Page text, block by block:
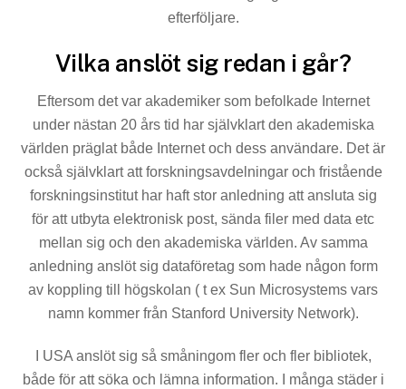
efterföljare.
Vilka anslöt sig redan i går?
Eftersom det var akademiker som befolkade Internet
under nästan 20 års tid har självklart den akademiska
världen präglat både Internet och dess användare. Det är
också självklart att forskningsavdelningar och fristående
forsk­ningsinstitut har haft stor anledning att ansluta sig
för att utbyta elektronisk post, sända filer med data etc
mellan sig och den akademiska världen. Av samma
anledning anslöt sig dataföretag som hade någon form
av koppling till högskolan ( t ex Sun Microsystems vars
namn kommer från Stanford University Network).
I USA anslöt sig så småningom fler och fler bibliotek,
både för att söka och lämna information. I många städer i